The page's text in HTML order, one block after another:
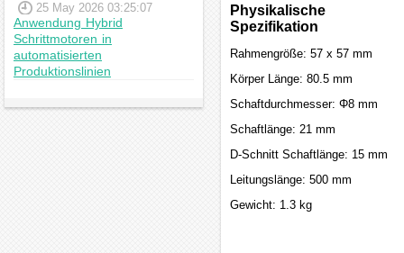
25 May 2026 03:25:07
Anwendung Hybrid
Schrittmotoren in
automatisierten
Produktionslinien
Physikalische
Spezifikation
Rahmengröße: 57 x 57 mm
Körper Länge: 80.5 mm
Schaftdurchmesser: Φ8 mm
Schaftlänge: 21 mm
D-Schnitt Schaftlänge: 15 mm
Leitungslänge: 500 mm
Gewicht: 1.3 kg